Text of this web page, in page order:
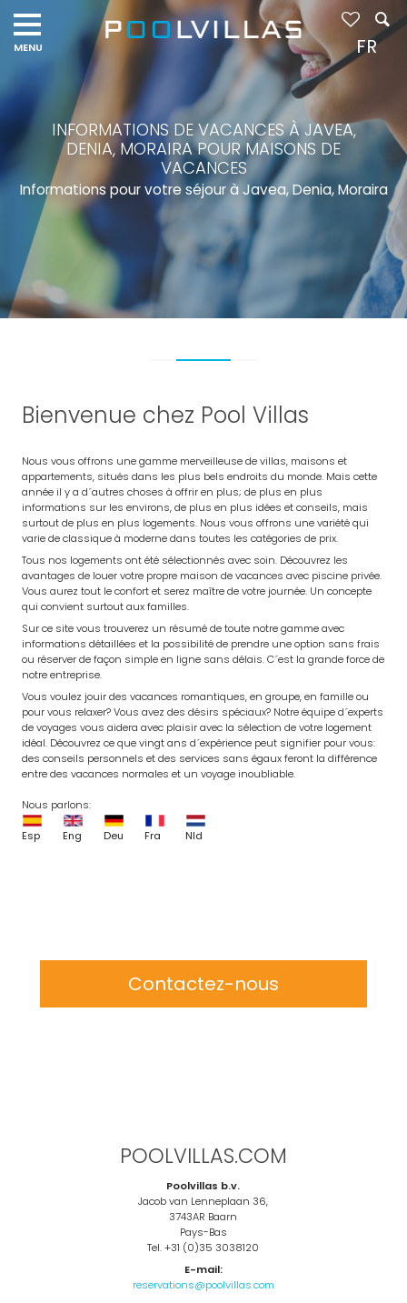
INFORMATIONS DE VACANCES À JAVEA,
DENIA, MORAIRA POUR MAISONS DE
VACANCES
Informations pour votre séjour à Javea, Denia, Moraira
Bienvenue chez Pool Villas
Nous vous offrons une gamme merveilleuse de villas, maisons et
appartements, situés dans les plus bels endroits du monde. Mais cette
année il y a d´autres choses à offrir en plus; de plus en plus
informations sur les environs, de plus en plus idées et conseils, mais
surtout de plus en plus logements. Nous vous offrons une variété qui
varie de classique à moderne dans toutes les catégories de prix.
Tous nos logements ont été sélectionnés avec soin. Découvrez les
avantages de louer votre propre maison de vacances avec piscine privée.
Vous aurez tout le confort et serez maître de votre journée. Un concepte
qui convient surtout aux familles.
Sur ce site vous trouverez un résumé de toute notre gamme avec
informations détaillées et la possibilité de prendre une option sans frais
ou réserver de façon simple en ligne sans délais. C´est la grande force de
notre entreprise.
Vous voulez jouir des vacances romantiques, en groupe, en famille ou
pour vous relaxer? Vous avez des désirs spéciaux? Notre équipe d´experts
de voyages vous aidera avec plaisir avec la sélection de votre logement
idéal. Découvrez ce que vingt ans d´expérience peut signifier pour vous:
des conseils personnels et des services sans égaux feront la différence
entre des vacances normales et un voyage inoubliable.
Nous parlons:
Esp Eng Deu Fra Nld
Contactez-nous
POOLVILLAS.COM
Poolvillas b.v.
Jacob van Lenneplaan 36,
3743AR Baarn
Pays-Bas
Tel. +31 (0)35 3038120
E-mail:
reservations@poolvillas.com
FR
Navigation
menu